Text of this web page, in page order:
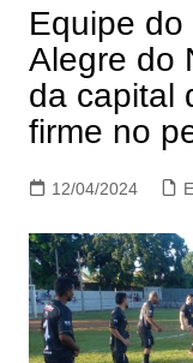
Equipe
Alegre do
da capital
firme no
12/04/2024